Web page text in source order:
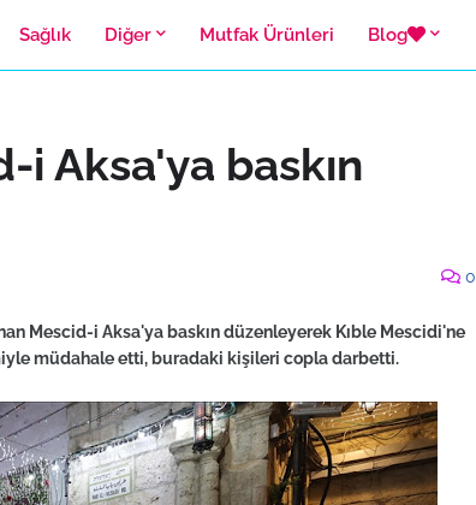
Sağlık Diğer Mutfak Ürünleri Blog
i Aksa'ya baskın
0
Mescid-i Aksa'ya baskın düzenleyerek Kıble Mescidi'ne
müdahale etti, buradaki kişileri copla darbetti.